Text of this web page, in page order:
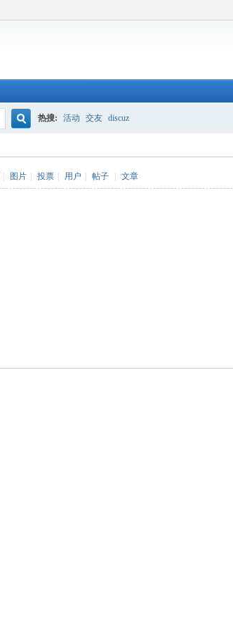
热搜: 活动 交友 discuz
图片 投票 用户 帖子 文章